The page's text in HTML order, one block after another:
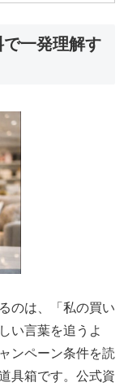
一発理解す
のは、「私の買い
い言葉を追うよ
ンペーン条件を読
具箱です。公式資